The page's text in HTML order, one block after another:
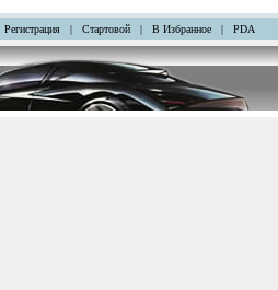
Регистрация | Стартовой | В Избранное | PDA